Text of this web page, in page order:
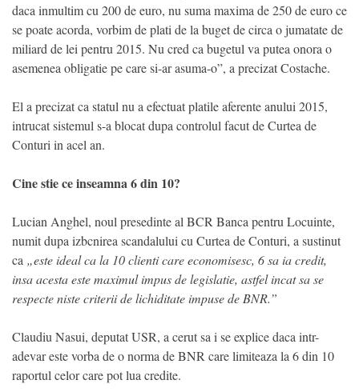
daca inmultim cu 200 de euro, nu suma maxima de 250 de euro ce
se poate acorda, vorbim de plati de la buget de circa o jumatate de
miliard de lei pentru 2015. Nu cred ca bugetul va putea onora o
asemenea obligatie pe care si-ar asuma-o”, a precizat Costache.
El a precizat ca statul nu a efectuat platile aferente anului 2015,
intrucat sistemul s-a blocat dupa controlul facut de Curtea de
Conturi in acel an.
Cine stie ce inseamna 6 din 10?
Lucian Anghel, noul presedinte al BCR Banca pentru Locuinte,
numit dupa izbcnirea scandalului cu Curtea de Conturi, a sustinut
ca „este ideal ca la 10 clienti care economisesc, 6 sa ia credit,
insa acesta este maximul impus de legislatie, astfel incat sa se
respecte niste criterii de lichiditate impuse de BNR.”
Claudiu Nasui, deputat USR, a cerut sa i se explice daca intr-
adevar este vorba de o norma de BNR care limiteaza la 6 din 10
raportul celor care pot lua credite.